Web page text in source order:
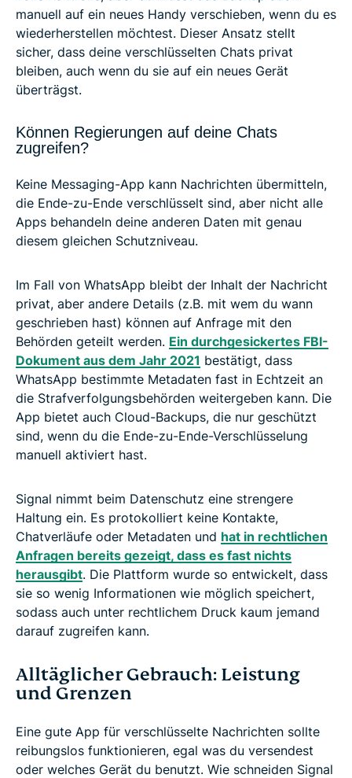
manuell auf ein neues Handy verschieben, wenn du es
wiederherstellen möchtest. Dieser Ansatz stellt
sicher, dass deine verschlüsselten Chats privat
bleiben, auch wenn du sie auf ein neues Gerät
überträgst.
Können Regierungen auf deine Chats
zugreifen?
Keine Messaging-App kann Nachrichten übermitteln,
die Ende-zu-Ende verschlüsselt sind, aber nicht alle
Apps behandeln deine anderen Daten mit genau
diesem gleichen Schutzniveau.
Im Fall von WhatsApp bleibt der Inhalt der Nachricht
privat, aber andere Details (z.B. mit wem du wann
geschrieben hast) können auf Anfrage mit den
Behörden geteilt werden. Ein durchgesickertes FBI-
Dokument aus dem Jahr 2021 bestätigt, dass
WhatsApp bestimmte Metadaten fast in Echtzeit an
die Strafverfolgungsbehörden weitergeben kann. Die
App bietet auch Cloud-Backups, die nur geschützt
sind, wenn du die Ende-zu-Ende-Verschlüsselung
manuell aktiviert hast.
Signal nimmt beim Datenschutz eine strengere
Haltung ein. Es protokolliert keine Kontakte,
Chatverläufe oder Metadaten und hat in rechtlichen
Anfragen bereits gezeigt, dass es fast nichts
herausgibt. Die Plattform wurde so entwickelt, dass
sie so wenig Informationen wie möglich speichert,
sodass auch unter rechtlichem Druck kaum jemand
darauf zugreifen kann.
Alltäglicher Gebrauch: Leistung
und Grenzen
Eine gute App für verschlüsselte Nachrichten sollte
reibungslos funktionieren, egal was du versendest
oder welches Gerät du benutzt. Wie schneiden Signal